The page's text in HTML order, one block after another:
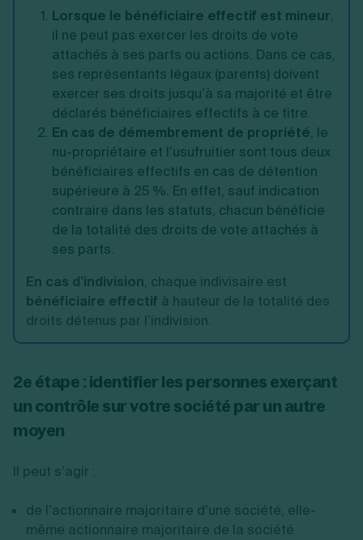
Lorsque le bénéficiaire effectif est mineur,
il ne peut pas exercer les droits de vote
attachés à ses parts ou actions. Dans ce cas,
ses représentants légaux (parents) doivent
exercer ses droits jusqu’à sa majorité et être
déclarés bénéficiaires effectifs à ce titre.
En cas de démembrement de propriété, le
nu-propriétaire et l’usufruitier sont tous deux
bénéficiaires effectifs en cas de détention
supérieure à 25 %. En effet, sauf indication
contraire dans les statuts, chacun bénéficie
de la totalité des droits de vote attachés à
ses parts.
En cas d’indivision, chaque indivisaire est
bénéficiaire effectif à hauteur de la totalité des
droits détenus par l’indivision.
2e étape : identifier les personnes exerçant
un contrôle sur votre société par un autre
moyen
Il peut s’agir :
de l’actionnaire majoritaire d’une société, elle-
même actionnaire majoritaire de la société